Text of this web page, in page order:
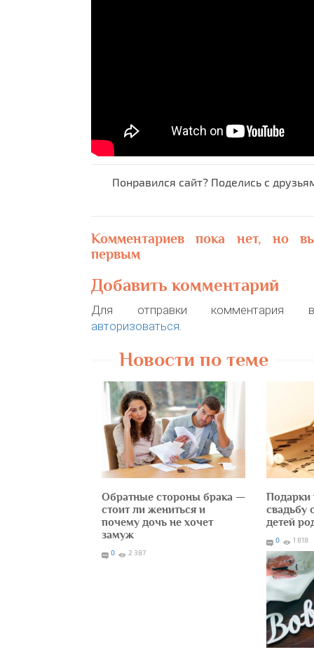
Понравился сайт? Поделись с
Комментариев пока нет, но
первым
Добавить комментарий
Для отправки комментария
авторизоваться.
Новости по теме
Обратные стороны брака —
стоит ли жениться и
почему дочь не хочет
замуж
0 2 387
Подарки
свадьбу
детей
0 1 818